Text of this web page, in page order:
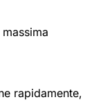
rapidamente,